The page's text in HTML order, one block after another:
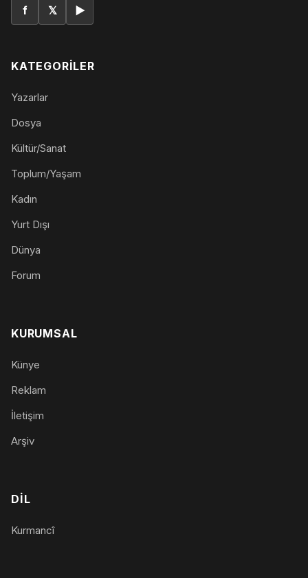
f 𝕏 ▶
KATEGORILER
Yazarlar
Dosya
Kültür/Sanat
Toplum/Yaşam
Kadın
Yurt Dışı
Dünya
Forum
KURUMSAL
Künye
Reklam
İletişim
Arşiv
DIL
Kurmancî